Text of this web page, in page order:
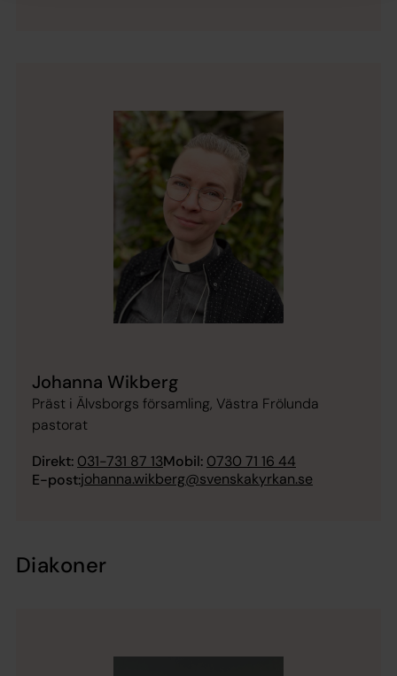
Johanna Wikberg
Präst i Älvsborgs församling, Västra Frölunda
pastorat
Direkt: 031-731 87 13Mobil: 0730 71 16 44
E-post:johanna.wikberg@svenskakyrkan.se
Diakoner